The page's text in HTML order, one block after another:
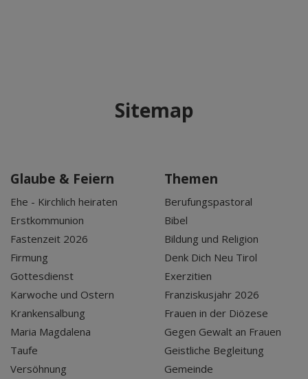
Sitemap
Glaube & Feiern
Ehe - Kirchlich heiraten
Erstkommunion
Fastenzeit 2026
Firmung
Gottesdienst
Karwoche und Ostern
Krankensalbung
Maria Magdalena
Taufe
Versöhnung
Themen
Berufungspastoral
Bibel
Bildung und Religion
Denk Dich Neu Tirol
Exerzitien
Franziskusjahr 2026
Frauen in der Diözese
Gegen Gewalt an Frauen
Geistliche Begleitung
Gemeinde